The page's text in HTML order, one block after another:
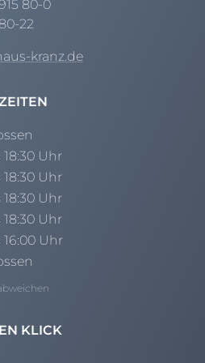
d)
80-0
22
kranz.de
18:30 Uhr
18:30 Uhr
18:30 Uhr
18:30 Uhr
16:00 Uhr
KLICK